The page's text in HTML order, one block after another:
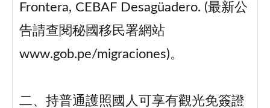
Frontera, CEBAF Desagüadero. (最新公
告請查閱秘國移民署網站
www.gob.pe/migraciones)。
二、持普通護照國人可享有觀光免簽證